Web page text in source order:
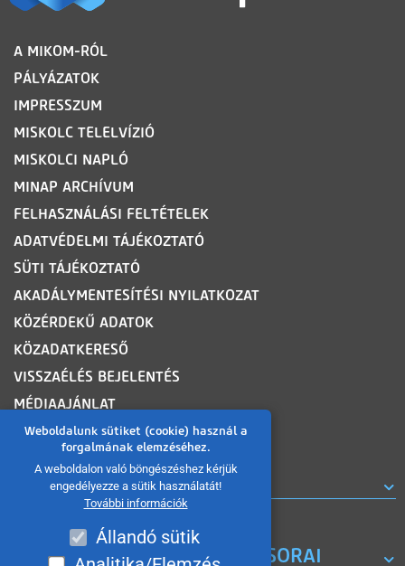
Weboldalunk sütiket (cookie) használ a
forgalmának elemzéséhez.
A weboldalon való böngészéshez kérjük
engedélyezze a sütik használatát!
További információk
Állandó sütik
LÁBLÉC
A MIKOM-RÓL
PÁLYÁZATOK
IMPRESSZUM
MISKOLC TELELVÍZIÓ
MISKOLCI NAPLÓ
MINAP ARCHÍVUM
FELHASZNÁLÁSI FELTÉTELEK
ADATVÉDELMI TÁJÉKOZTATÓ
SÜTI TÁJÉKOZTATÓ
AKADÁLYMENTESÍTÉSI NYILATKOZAT
KÖZÉRDEKŰ ADATOK
KÖZADATKERESŐ
VISSZAÉLÉS BEJELENTÉS
MÉDIAAJÁNLAT
OLDALTÉRKÉP
ROVATOK
A MISKOLC TV KORÁBBI MŰSORAI